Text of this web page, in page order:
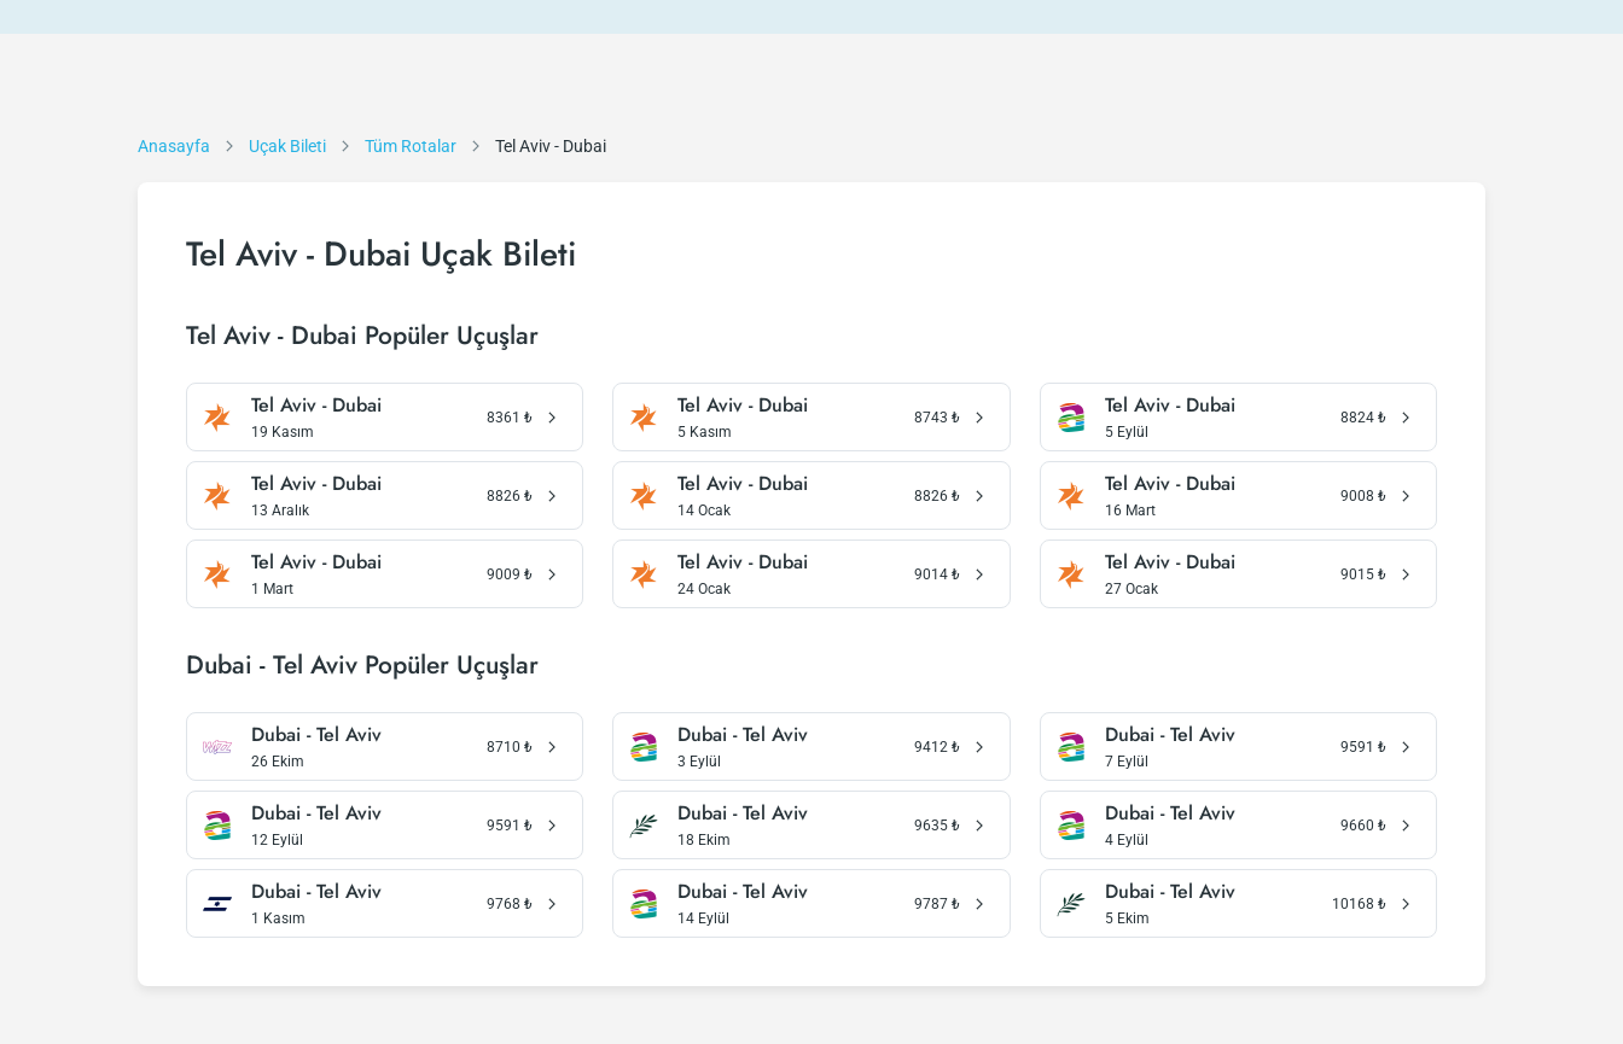
Anasayfa Uçak Bileti Tüm Rotalar Tel Aviv - Dubai
Tel Aviv - Dubai Uçak Bileti
Tel Aviv - Dubai Popüler Uçuşlar
Tel Aviv - Dubai
19 Kasım
8361 ₺ Tel Aviv - Dubai
5 Kasım
8743 ₺ Tel Aviv - Dubai
5 Eylül
8824 ₺
Tel Aviv - Dubai
13 Aralık
8826 ₺ Tel Aviv - Dubai
14 Ocak
8826 ₺ Tel Aviv - Dubai
16 Mart
9008 ₺
Tel Aviv - Dubai
1 Mart
9009 ₺ Tel Aviv - Dubai
24 Ocak
9014 ₺ Tel Aviv - Dubai
27 Ocak
9015 ₺
Dubai - Tel Aviv Popüler Uçuşlar
Dubai - Tel Aviv
26 Ekim
8710 ₺ Dubai - Tel Aviv
3 Eylül
9412 ₺ Dubai - Tel Aviv
7 Eylül
9591 ₺
Dubai - Tel Aviv
12 Eylül
9591 ₺ Dubai - Tel Aviv
18 Ekim
9635 ₺ Dubai - Tel Aviv
4 Eylül
9660 ₺
Dubai - Tel Aviv
1 Kasım
9768 ₺ Dubai - Tel Aviv
14 Eylül
9787 ₺ Dubai - Tel Aviv
5 Ekim
10168 ₺